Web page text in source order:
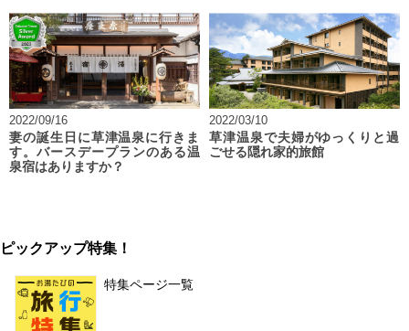
2022/09/16
妻の誕生日に草津温泉に行きま
す。バースデープランのある温
泉宿はありますか？
2022/03/10
草津温泉で夫婦がゆっくりと過
ごせる隠れ家的旅館
ピックアップ特集！
特集ページ一覧